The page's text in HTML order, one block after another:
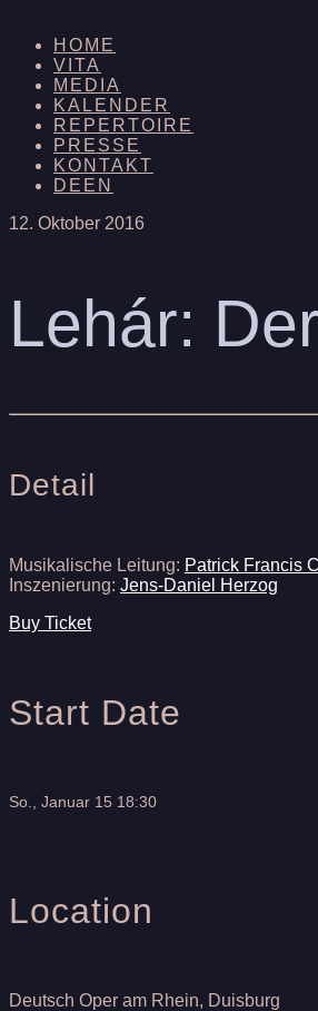
HOME
VITA
MEDIA
KALENDER
REPERTOIRE
PRESSE
KONTAKT
DE EN
12. Oktober 2016
Lehár:
Detail
Musikalische Leitung: Patrick Francis
Inszenierung: Jens-Daniel Herzog
Buy Ticket
Start Date
So., Januar 15 18:30
Location
Deutsch Oper am Rhein, Duisburg